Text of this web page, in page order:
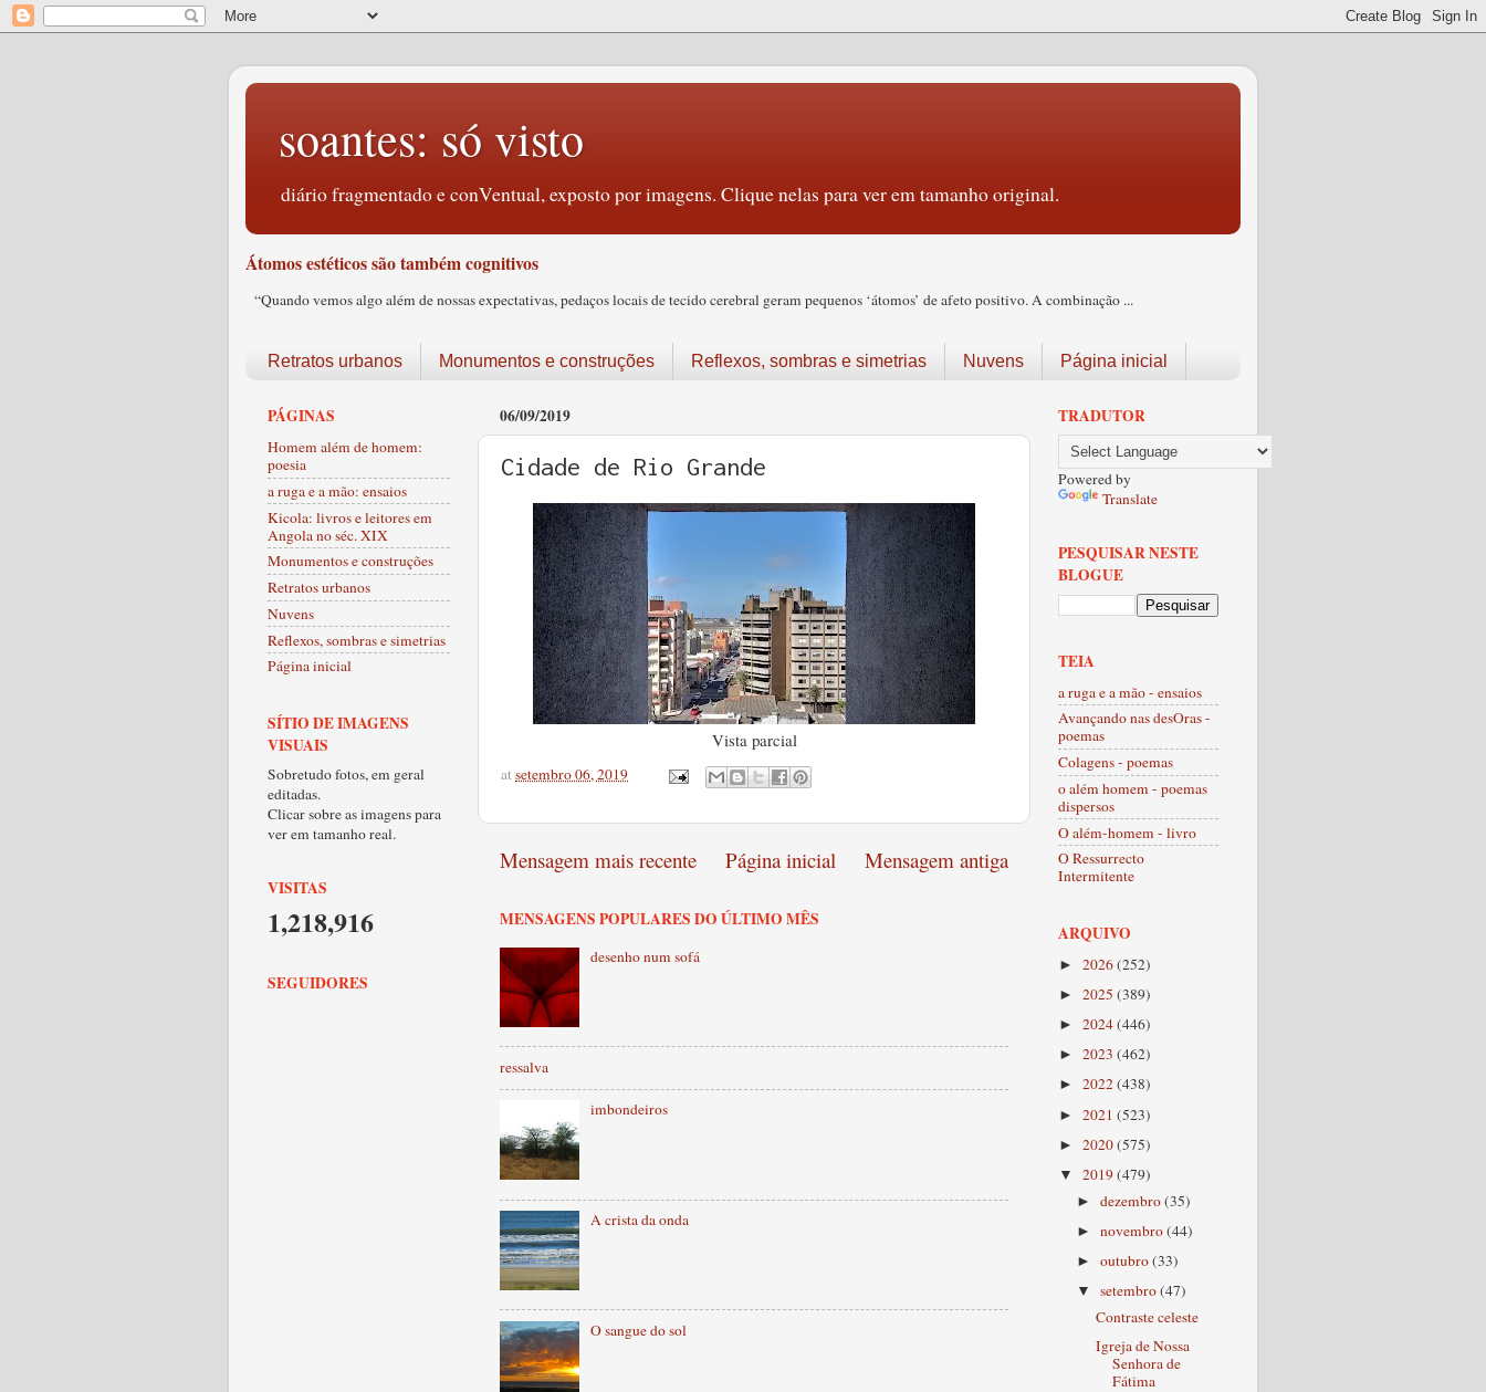
soantes: só visto
diário fragmentado e conVentual, exposto por imagens. Clique nelas para ver em tamanho original.
Átomos estéticos são também cognitivos
“Quando vemos algo além de nossas expectativas, pedaços locais de tecido cerebral geram pequenos ‘átomos’ de afeto positivo. A combinação ...
Retratos urbanos Monumentos e construções Reflexos, sombras e simetrias Nuvens Página inicial
06/09/2019
Cidade de Rio Grande
Vista parcial
atsetembro 06, 2019
Mensagem mais recente Mensagem antiga
Página inicial
MENSAGENS POPULARES DO ÚLTIMO MÊS
desenho num sofá
ressalva
imbondeiros
A crista da onda
O sangue do sol
PÁGINAS
Homem além de homem:
poesia
a ruga e a mão: ensaios
Kicola: livros e leitores em
Angola no séc. XIX
Monumentos e construções
Retratos urbanos
Nuvens
Reflexos, sombras e simetrias
Página inicial
SÍTIO DE IMAGENS
VISUAIS
Sobretudo fotos, em geral
editadas.
Clicar sobre as imagens para
ver em tamanho real.
VISITAS
1,218,916
SEGUIDORES
TRADUTOR
Powered by
Translate
PESQUISAR NESTE
BLOGUE
TEIA
a ruga e a mão - ensaios
Avançando nas desOras -
poemas
Colagens - poemas
o além homem - poemas
dispersos
O além-homem - livro
O Ressurrecto
Intermitente
ARQUIVO
► 2026(252)
► 2025 (389)
► 2024(446)
► 2023 (462)
► 2022(438)
► 2021 (523)
► 2020(575)
▼ 2019(479)
►dezembro(35)
►novembro(44)
►outubro(33)
▼setembro(47)
Contraste celeste
Igreja de Nossa
Senhora de
Fátima